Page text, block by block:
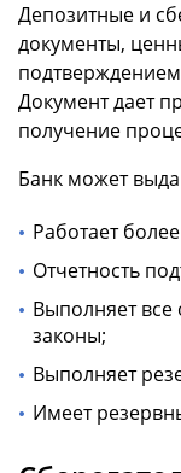
Депозитные и
документы,
Документ дает
получение
Банк может
Работает
Отчетность
Выполняет все
законы;
Выполняет
Имеет